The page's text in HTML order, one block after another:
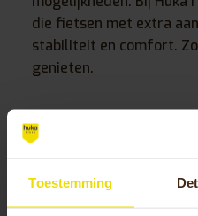
Toestemming
die fietsen met extra
stabiliteit en comfort.
genieten.
Meer dan alleen
begin van jouw
de tool bieden wij: